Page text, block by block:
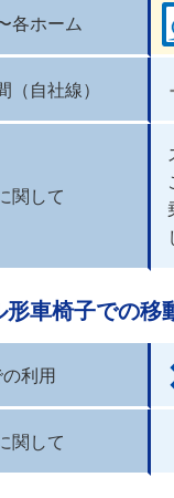
各ホーム
（自社線）
関して
形車椅子での移
利用
関して